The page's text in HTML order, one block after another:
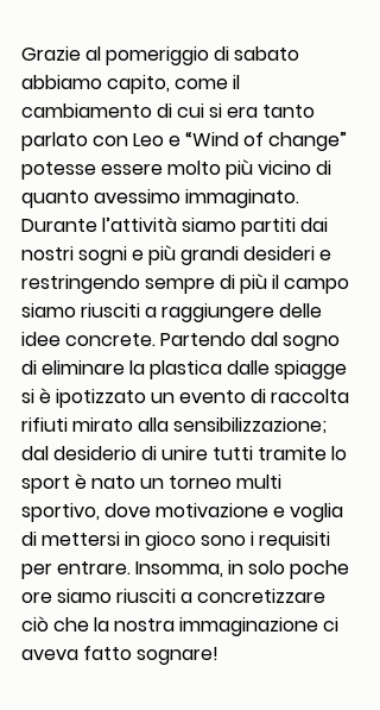
Grazie al pomeriggio di sabato
abbiamo capito, come il
cambiamento di cui si era tanto
parlato con Leo e “Wind of change”
potesse essere molto più vicino di
quanto avessimo immaginato.
Durante l’attività siamo partiti dai
nostri sogni e più grandi desideri e
restringendo sempre di più il campo
siamo riusciti a raggiungere delle
idee concrete. Partendo dal sogno
di eliminare la plastica dalle spiagge
si è ipotizzato un evento di raccolta
rifiuti mirato alla sensibilizzazione;
dal desiderio di unire tutti tramite lo
sport è nato un torneo multi
sportivo, dove motivazione e voglia
di mettersi in gioco sono i requisiti
per entrare. Insomma, in solo poche
ore siamo riusciti a concretizzare
ciò che la nostra immaginazione ci
aveva fatto sognare!